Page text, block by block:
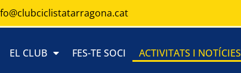
EL CLUB FES-TE SOCI ACTIVITATS I NOTÍCIES